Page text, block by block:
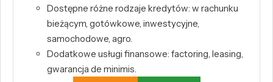
Dostępne różne rodzaje kredytów: w rachunku
bieżącym, gotówkowe, inwestycyjne,
samochodowe, agro.
Dodatkowe usługi finansowe: factoring, leasing,
gwarancja de minimis.